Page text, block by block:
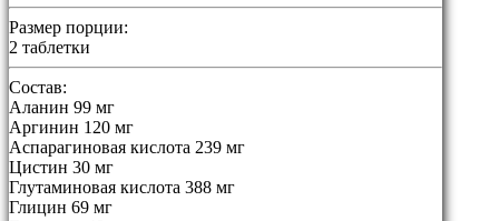
Размер порции:
2 таблетки
Состав:
Аланин 99 мг
Аргинин 120 мг
Аспарагиновая кислота 239 мг
Цистин 30 мг
Глутаминовая кислота 388 мг
Глицин 69 мг